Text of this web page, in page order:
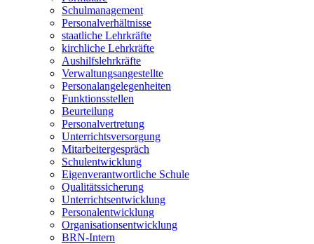
Schulmanagement
Personalverhältnisse
staatliche Lehrkräfte
kirchliche Lehrkräfte
Aushilfslehrkräfte
Verwaltungsangestellte
Personalangelegenheiten
Funktionsstellen
Beurteilung
Personalvertretung
Unterrichtsversorgung
Mitarbeitergespräch
Schulentwicklung
Eigenverantwortliche Schule
Qualitätssicherung
Unterrichtsentwicklung
Personalentwicklung
Organisationsentwicklung
BRN-Intern